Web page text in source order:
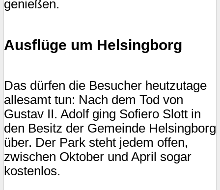
genießen.
Ausflüge um Helsingborg
Das dürfen die Besucher heutzutage
allesamt tun: Nach dem Tod von
Gustav II. Adolf ging Sofiero Slott in
den Besitz der Gemeinde Helsingborg
über. Der Park steht jedem offen,
zwischen Oktober und April sogar
kostenlos.